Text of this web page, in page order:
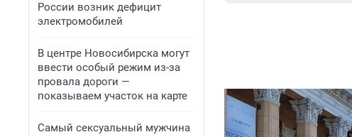
России возник дефицит
электромобилей
В центре Новосибирска могут
ввести особый режим из-за
провала дороги —
показываем участок на карте
Самый сексуальный мужчина